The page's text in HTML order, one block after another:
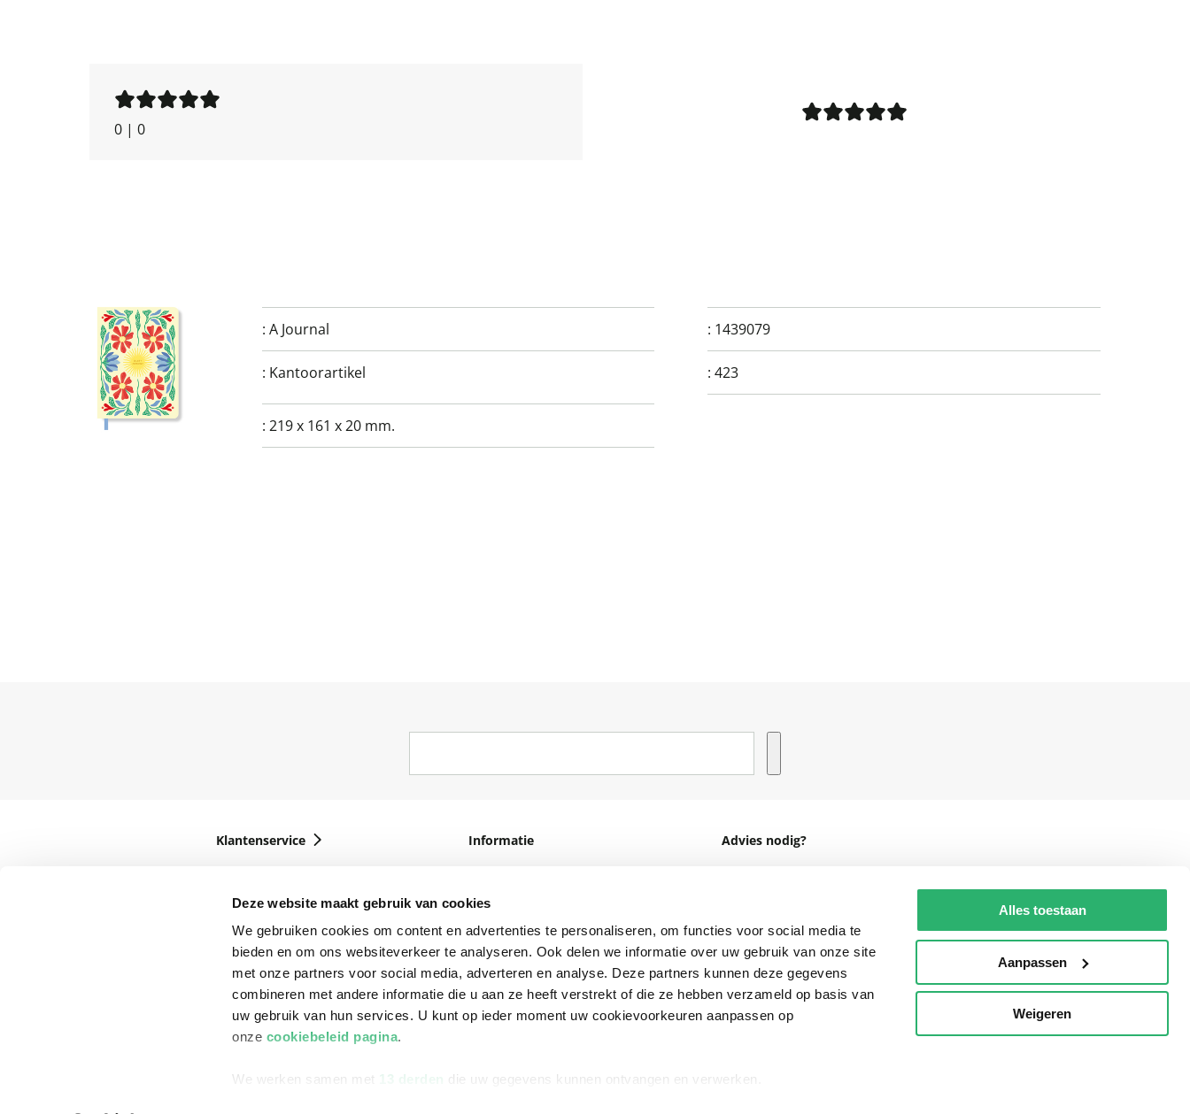
Deze website maakt gebruik van cookies
We gebruiken cookies om content en advertenties te personaliseren, om functies voor social media te
bieden en om ons websiteverkeer te analyseren. Ook delen we informatie over uw gebruik van onze site
met onze partners voor social media, adverteren en analyse. Deze partners kunnen deze gegevens
combineren met andere informatie die u aan ze heeft verstrekt of die ze hebben verzameld op basis van
uw gebruik van hun services. U kunt op ieder moment uw cookievoorkeuren aanpassen op
onze cookiebeleid pagina.
We werken samen met 13 derden die uw gegevens kunnen ontvangen en verwerken.
Alles toestaan
Aanpassen
Weigeren
0 | 0
: A Journal : 1439079
: Kantoorartikel :423
: 219 x 161 x 20 mm.
Klantenservice
Bezorging
Betalen
Veelgestelde vragen
Informatie
Vacatures
Winkels en openingstijden
Cadeaukaart
Ondernemer worden
Vulnerability Disclosure policy
Advies nodig?
helpdesk@readshop.nl
088 - 133 84 32